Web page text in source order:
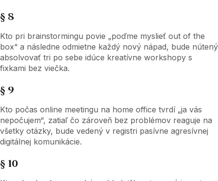
§ 8
Kto pri brainstormingu povie „poďme myslieť out of the
box“ a následne odmietne každý nový nápad, bude nútený
absolvovať tri po sebe idúce kreatívne workshopy s
fixkami bez viečka.
§ 9
Kto počas online meetingu na home office tvrdí „ja vás
nepočujem“, zatiaľ čo zároveň bez problémov reaguje na
všetky otázky, bude vedený v registri pasívne agresívnej
digitálnej komunikácie.
§ 10